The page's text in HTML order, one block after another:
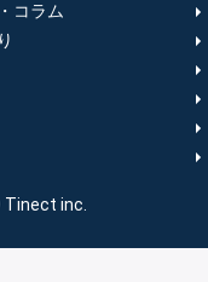
コラム
inc.